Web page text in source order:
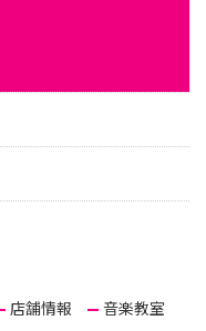
店舗情報
音楽教室